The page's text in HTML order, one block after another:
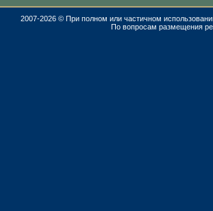
2007-2026 © При полном или частичном
По вопросам размещения